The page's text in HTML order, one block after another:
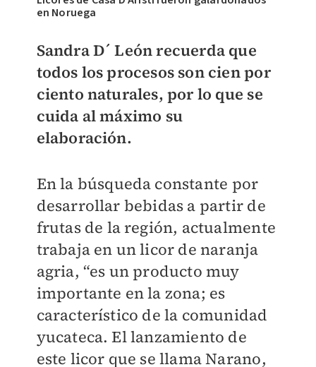
en Noruega
Sandra D´ León recuerda que
todos los procesos son cien por
ciento naturales, por lo que se
cuida al máximo su
elaboración.
En la búsqueda constante por
desarrollar bebidas a partir de
frutas de la región, actualmente
trabaja en un licor de naranja
agria, “es un producto muy
importante en la zona; es
característico de la comunidad
yucateca. El lanzamiento de
este licor que se llama Narano,